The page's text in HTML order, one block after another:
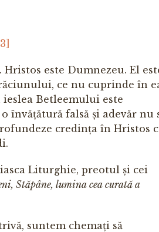
este Dumnezeu. El
ce nu cuprinde în
Betleemului este
învățătură falsă și adevăr nu
credința în Hristos
Liturghie, preotul și cei
, Stăpâne, lumina cea curată a
suntem chemați să